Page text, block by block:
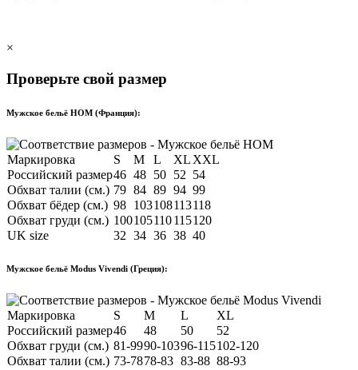
×
Проверьте свой размер
Мужское бельё HOM (Франция):
Маркировка S M L XL XXL
Российский размер46 48 50 52 54
Обхват талии (см.) 79 84 89 94 99
Обхват бёдер (см.) 98 103108113118
Обхват груди (см.) 100105110115120
UK size
32 34 36 38 40
Мужское бельё Modus Vivendi (Греция):
Маркировка S M L
XL
Российский размер46 48 50
52
Обхват груди (см.) 81-9990-10396-115102-120
Обхват талии (см.) 73-7878-83 83-88 88-93